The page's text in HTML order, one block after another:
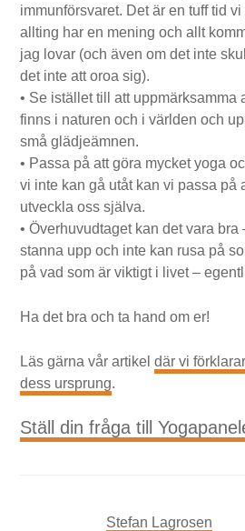
immunförsvaret. Det är en tuff tid
allting har en mening och allt
jag lovar (och även om det inte
det inte att oroa sig).
• Se istället till att uppmärksamma
finns i naturen och i världen och
små glädjeämnen.
• Passa på att göra mycket yoga
vi inte kan gå utåt kan vi passa på
utveckla oss själva.
• Överhuvudtaget kan det vara bra
stanna upp och inte kan rusa på
på vad som är viktigt i livet –
Ha det bra och ta hand om er!
Läs gärna vår artikeldär vi
dess ursprung.
Ställ din fråga till
Stefan Lagrosen